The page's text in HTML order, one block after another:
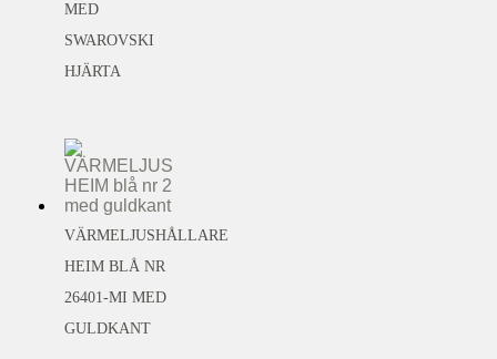
MED
SWAROVSKI
HJÄRTA
VÄRMELJUSHÅLLARE
HEIM BLÅ NR
26401-MI MED
GULDKANT